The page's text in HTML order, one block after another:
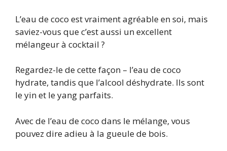
L’eau de coco est vraiment agréable en soi, mais
saviez-vous que c’est aussi un excellent
mélangeur à cocktail ?
Regardez-le de cette façon – l’eau de coco
hydrate, tandis que l’alcool déshydrate. Ils sont
le yin et le yang parfaits.
Avec de l’eau de coco dans le mélange, vous
pouvez dire adieu à la gueule de bois.